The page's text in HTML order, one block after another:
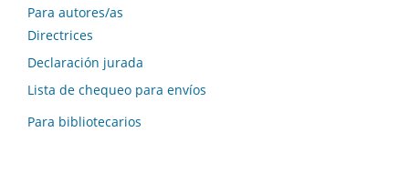
Para autores/as
Directrices
Declaración jurada
Lista de chequeo para envíos
Para bibliotecarios